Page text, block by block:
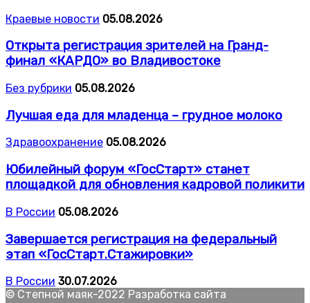
Краевые новости 05.08.2026
Открыта регистрация зрителей на Гранд-
финал «КАРДО» во Владивостоке
Без рубрики 05.08.2026
Лучшая еда для младенца – грудное молоко
Здравоохранение 05.08.2026
Юбилейный форум «ГосСтарт» станет
площадкой для обновления кадровой поликити
В России 05.08.2026
Завершается регистрация на федеральный
этап «ГосСтарт.Стажировки»
В России 30.07.2026
© Степной маяк-2022 Разработка сайта